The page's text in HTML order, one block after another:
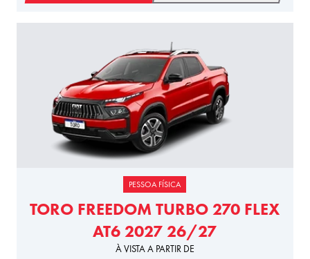
PESSOA FÍSICA
TORO FREEDOM TURBO 270 FLEX
AT6 2027 26/27
À VISTA A PARTIR DE